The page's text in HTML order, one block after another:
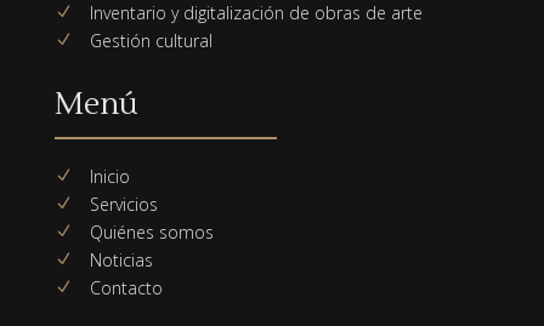
N Inventario y digitalización de obras de arte
N Gestión cultural
Menú
N Inicio
N Servicios
N Quiénes somos
N Noticias
N Contacto